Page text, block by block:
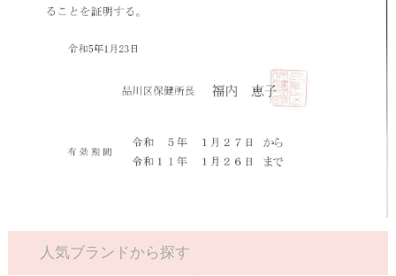
人気ブランドから探す